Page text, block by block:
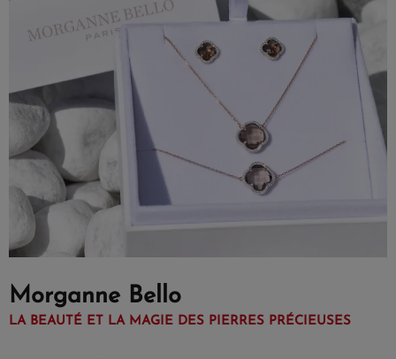
Morganne Bello
LA BEAUTÉ ET LA MAGIE DES PIERRES PRÉCIEUSES